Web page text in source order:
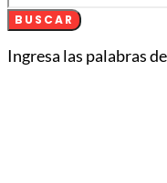
BUSCAR
Ingresa las palabras